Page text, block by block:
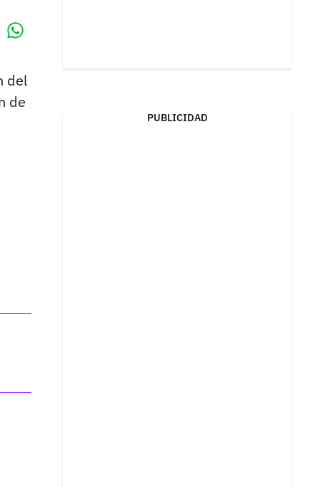
del
de
PUBLICIDAD